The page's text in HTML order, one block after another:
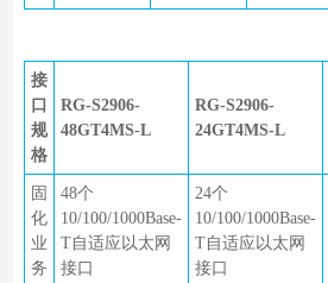
接
口
规
格
RG-S2906-
48GT4MS-L
RG-S2906-
24GT4MS-L
固
化
业
务
48个
10/100/1000Base-
T自适应以太网
接口
24个
10/100/1000Base-
T自适应以太网
接口